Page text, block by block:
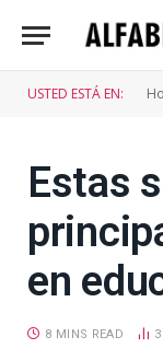
USTED ESTÁ EN:
Estas
en
8 MINS READ